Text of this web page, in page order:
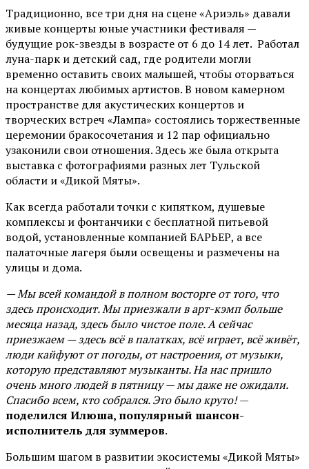
Традиционно, все три дня на сцене«Ариэль» давали
живые концерты юные участники фестиваля —
будущие рок-звезды в возрасте от 6 до 14 лет. Работал
луна-парк и детский сад, где родители могли
временно оставить своих малышей, чтобы оторваться
на концертах любимых артистов. В новом камерном
пространстве для акустических концертов и
творческих встреч «Лампа» состоялись торжественные
церемонии бракосочетания и 12 пар официально
узаконили свои отношения. Здесь же была открыта
выставка с фотографиями разных лет Тульской
области и «Дикой Мяты».
Как всегда работали точки с кипятком, душевые
комплексы и фонтанчики с бесплатной питьевой
водой, установленные компанией БАРЬЕР, а все
палаточные лагеря были освещены и размечены на
улицы и дома.
— Мы всей командой в полном восторге от того, что
здесь происходит. Мы приезжали в арт-кэмп больше
месяца назад, здесь было чистое поле. А сейчас
приезжаем — здесь всё в палатках, всё играет, всё живёт,
люди кайфуют от погоды, от настроения, от музыки,
которую представляют музыканты. На нас пришло
очень много людей в пятницу — мы даже не ожидали.
Спасибо всем, кто собрался. Это было круто!—
поделился Илюша, популярный шансон-
исполнитель для зуммеров.
Большим шагом в развитии экосистемы «Дикой Мяты»